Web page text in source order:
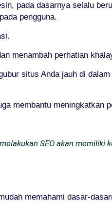
pada dasarnya selalu
pengguna.
menambah perhatian
situs Anda jauh di
membantu meningkatkan
SEO akan memiliki
memahami dasar-